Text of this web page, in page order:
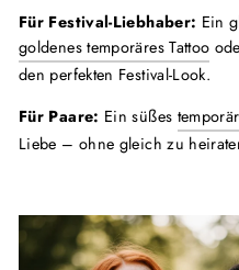
Für Festival-Liebhaber: Ein
goldenes temporäres Tattoo
den perfekten Festival-Look.
Für Paare: Ein süßes
Liebe – ohne gleich zu